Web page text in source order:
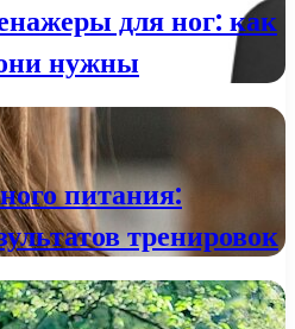
для ног: как
нужны
питания:
тренировок